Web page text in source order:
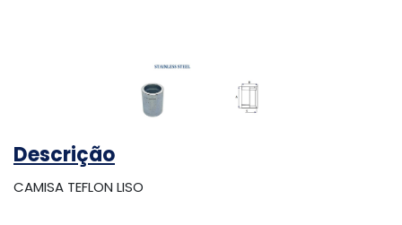
Descrição
CAMISA TEFLON LISO